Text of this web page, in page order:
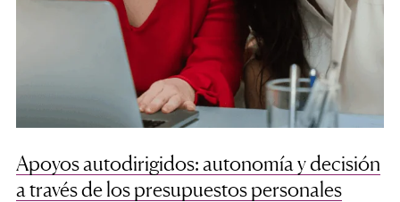
Apoyos autodirigidos: autonomía y decisión
a través de los presupuestos personales